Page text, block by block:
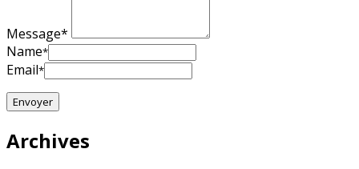
Message*
Name*
Email*
Archives